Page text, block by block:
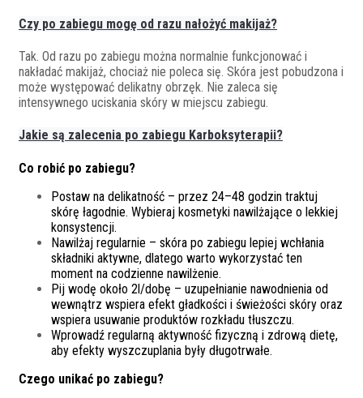
Czy po zabiegu mogę od razu nałożyć makijaż?
Tak. Od razu po zabiegu można normalnie funkcjonować i
nakładać makijaż, chociaż nie poleca się. Skóra jest pobudzona i
może występować delikatny obrzęk. Nie zaleca się
intensywnego uciskania skóry w miejscu zabiegu.
Jakie są zalecenia po zabiegu Karboksyterapii?
Co robić po zabiegu?
Postaw na delikatność – przez 24–48 godzin traktuj
skórę łagodnie. Wybieraj kosmetyki nawilżające o lekkiej
konsystencji.
Nawilżaj regularnie – skóra po zabiegu lepiej wchłania
składniki aktywne, dlatego warto wykorzystać ten
moment na codzienne nawilżenie.
Pij wodę około 2l/dobę – uzupełnianie nawodnienia od
wewnątrz wspiera efekt gładkości i świeżości skóry oraz
wspiera usuwanie produktów rozkładu tłuszczu.
Wprowadź regularną aktywność fizyczną i zdrową dietę,
aby efekty wyszczuplania były długotrwałe.
Czego unikać po zabiegu?